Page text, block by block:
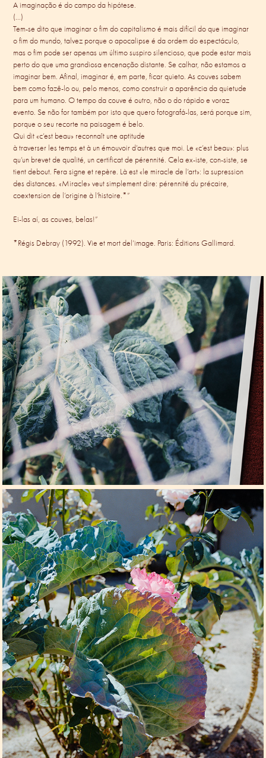
A imaginação é do campo da hipótese.
(...)
Tem-se dito que imaginar o fim do capitalismo é mais difícil do que imaginar
o fim do mundo, talvez porque o apocalipse é da ordem do espectáculo,
mas o fim pode ser apenas um último suspiro silencioso, que pode estar mais
perto do que uma grandiosa encenação distante. Se calhar, não estamos a
imaginar bem. Afinal, imaginar é, em parte, ficar quieto. As couves sabem
bem como fazê-lo ou, pelo menos, como construir a aparência da quietude
para um humano. O tempo da couve é outro, não o do rápido e voraz
evento. Se não for também por isto que quero fotografá-las, será porque sim,
porque o seu recorte na paisagem é belo.
Qui dit «c’est beau» reconnaît une aptitude
à traverser les temps et à un émouvoir d’autres que moi. Le «c’est beau»: plus
qu’un brevet de qualité, un certificat de pérennité. Cela ex-iste, con-siste, se
tient debout. Fera signe et repère. Là est «le miracle de l’art»: la supression
des distances. «Miracle» veut simplement dire: pérennité du précaire,
coextension de l’origine à l’histoire.*”
Ei-las aí, as couves, belas!”
*Régis Debray (1992). Vie et mort del’image. Paris: Éditions Gallimard.